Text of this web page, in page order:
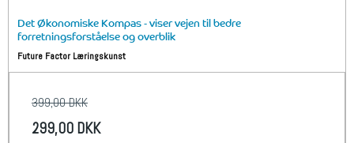
Det Økonomiske Kompas - viser vejen til bedre
forretningsforståelse og overblik
Future Factor Læringskunst
399,00 DKK
299,00 DKK